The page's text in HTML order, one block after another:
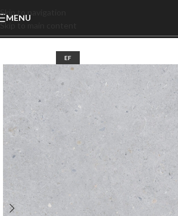
Skip to navigation
Skip to main content
MENU
EF